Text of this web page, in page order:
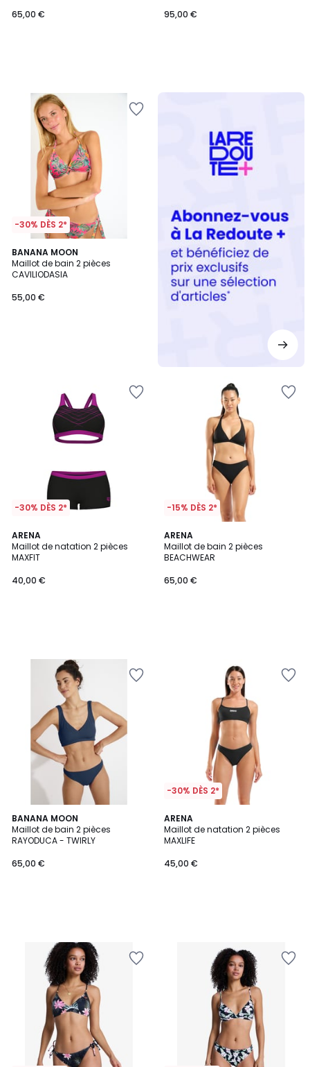
65,00 € 95,00 €
-30% DÈS 2*
BANANA MOON
Maillot de bain 2 pièces
CAVILIODASIA
55,00 €
-30% DÈS 2*
ARENA
Maillot de natation 2 pièces
MAXFIT
40,00 €
-15% DÈS 2*
ARENA
Maillot de bain 2 pièces
BEACHWEAR
65,00 €
BANANA MOON
Maillot de bain 2 pièces
RAYODUCA - TWIRLY
65,00 €
-30% DÈS 2*
ARENA
Maillot de natation 2 pièces
MAXLIFE
45,00 €